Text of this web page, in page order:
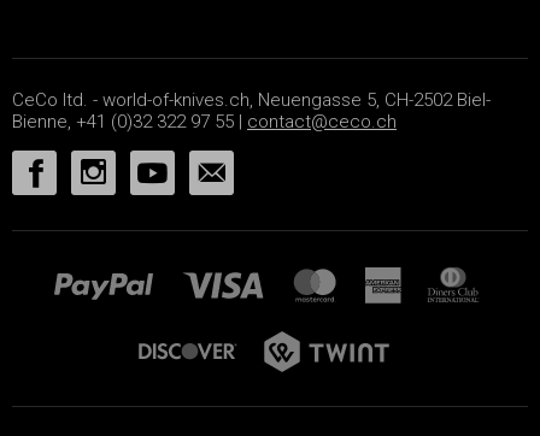
CeCo ltd. - world-of-knives.ch, Neuengasse 5, CH-2502 Biel-
Bienne, +41 (0)32 322 97 55 | contact@ceco.ch